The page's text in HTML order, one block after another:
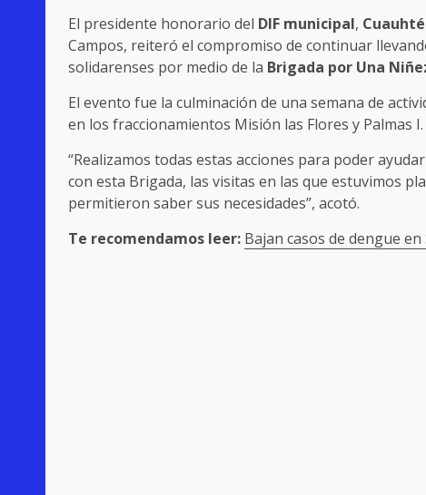
El presidente honorario del DIF municipal,
Campos, reiteró el compromiso de continuar
solidarenses por medio de la Brigada por Una
El evento fue la culminación de una semana de
en los fraccionamientos Misión las Flores y Palmas I.
“Realizamos todas estas acciones para poder
con esta Brigada, las visitas en las que estuvimos
permitieron saber sus necesidades”, acotó.
Te recomendamos leer: Bajan casos de dengue